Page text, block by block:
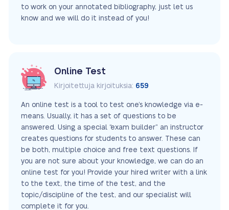
to work on your annotated bibliography, just let us
know and we will do it instead of you!
Online Test
Kirjoitettuja kirjoituksia: 659
An online test is a tool to test one’s knowledge via e-
means. Usually, it has a set of questions to be
answered. Using a special “exam builder” an instructor
creates questions for students to answer. These can
be both, multiple choice and free text questions. If
you are not sure about your knowledge, we can do an
online test for you! Provide your hired writer with a link
to the text, the time of the test, and the
topic/discipline of the test, and our specialist will
complete it for you.